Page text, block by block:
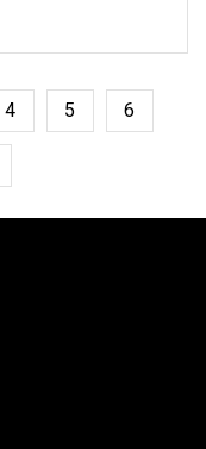
4 5 6